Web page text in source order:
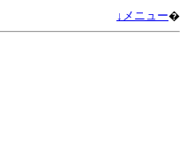
↓メニュー�